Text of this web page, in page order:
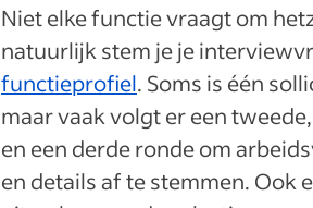
Niet elke functie vraagt om
natuurlijk stem je je
functieprofiel. Soms is één
maar vaak volgt er een
en een derde ronde om
en details af te stemmen. Ook